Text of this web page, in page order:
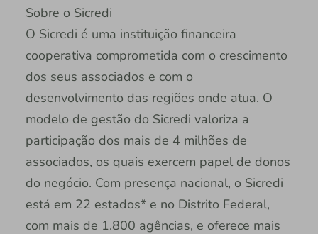
Sobre o Sicredi
O Sicredi é uma instituição financeira
cooperativa comprometida com o crescimento
dos seus associados e com o
desenvolvimento das regiões onde atua. O
modelo de gestão do Sicredi valoriza a
participação dos mais de 4 milhões de
associados, os quais exercem papel de donos
do negócio. Com presença nacional, o Sicredi
está em 22 estados* e no Distrito Federal,
com mais de 1.800 agências, e oferece mais